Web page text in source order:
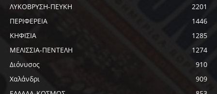
ΛΥΚΟΒΡΥΣΗ-ΠΕΥΚΗ
2201
ΠΕΡΙΦΕΡΕΙΑ
1446
ΚΗΦΙΣΙΑ
1285
ΜΕΛΙΣΣΙΑ-ΠΕΝΤΕΛΗ
1274
Διόνυσος
910
Χαλάνδρι
909